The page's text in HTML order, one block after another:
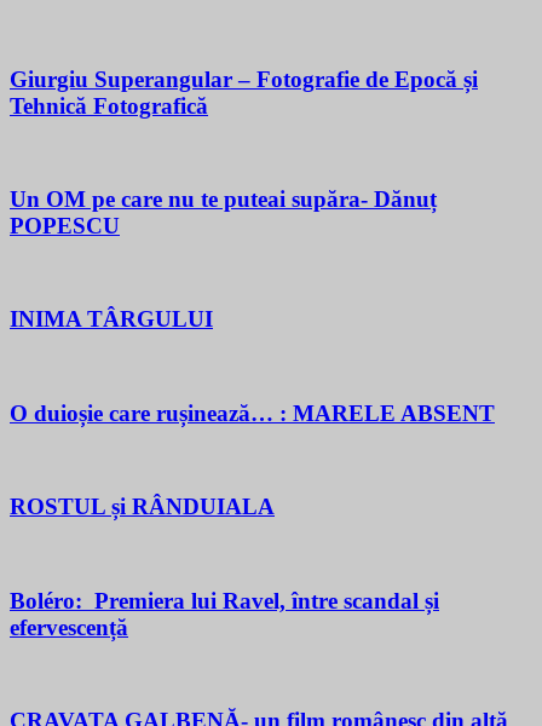
Giurgiu Superangular – Fotografie de Epocă și
Tehnică Fotografică
Un OM pe care nu te puteai supăra- Dănuț
POPESCU
INIMA TÂRGULUI
O duioșie care rușinează… : MARELE ABSENT
ROSTUL și RÂNDUIALA
Boléro: Premiera lui Ravel, între scandal și
efervescență
CRAVATA GALBENĂ- un film românesc din altă